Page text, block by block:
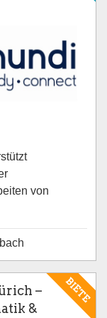
von
BIETE
–
&